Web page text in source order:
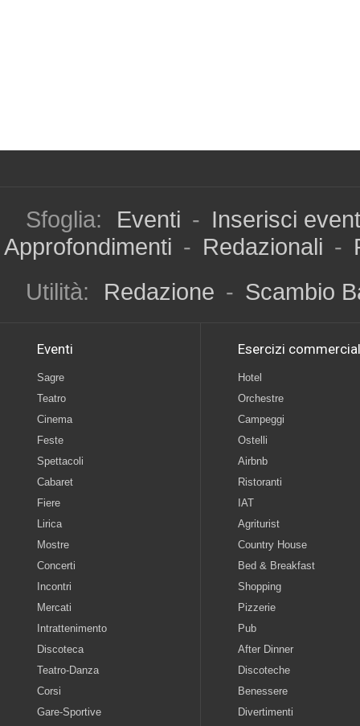
Sfoglia: Eventi - Inserisci
Approfondimenti - Redazionali -
Utilità:
Redazione - Scambio
Eventi
Sagre
Teatro
Cinema
Feste
Spettacoli
Cabaret
Fiere
Lirica
Mostre
Concerti
Incontri
Mercati
Intrattenimento
Discoteca
Teatro-Danza
Corsi
Gare-Sportive
Esercizi
Hotel
Orchestre
Campeggi
Ostelli
Airbnb
Ristoranti
IAT
Agriturist
Country House
Bed & Breakfast
Shopping
Pizzerie
Pub
After Dinner
Discoteche
Benessere
Divertimenti